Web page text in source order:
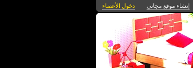
إنشاء موقع مجاني دخول الأعضاء